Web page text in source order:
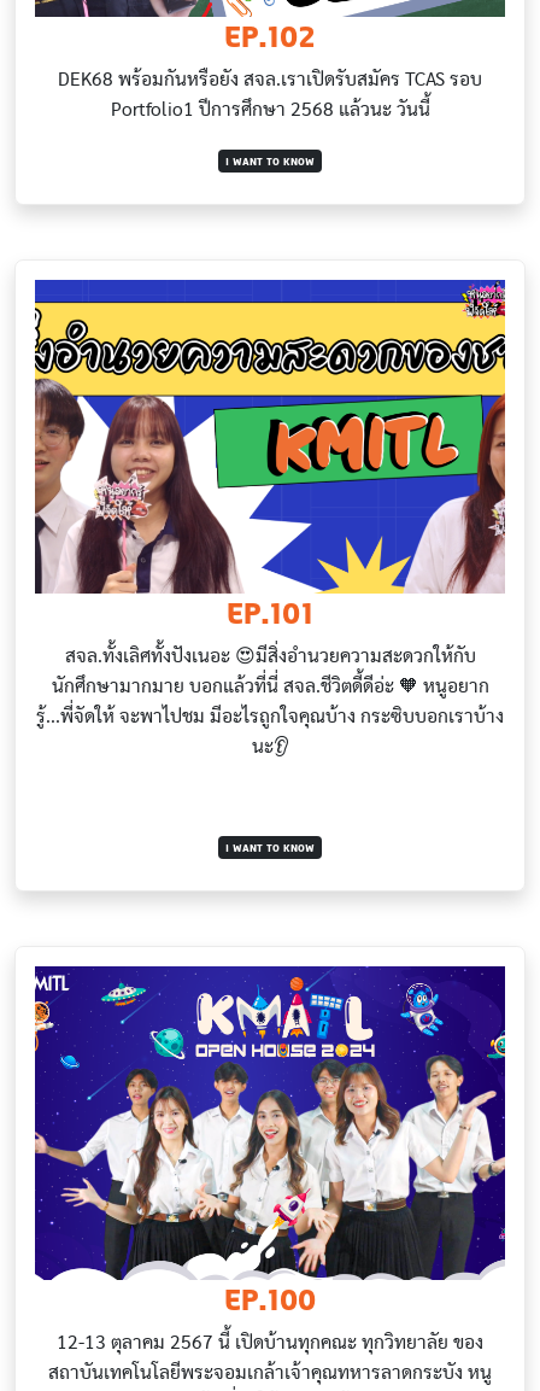
EP.102
DEK68 พร้อมกันหรือยัง สจล.เราเปิดรับสมัคร TCAS รอบ
Portfolio1 ปีการศึกษา 2568 แล้วนะ วันนี้
I WANT TO KNOW
EP.101
สจล.ทั้งเลิศทั้งปังเนอะ 😍มีสิ่งอำนวยความสะดวกให้กับ
นักศึกษามากมาย บอกแล้วที่นี่ สจล.ชีวิตดี้ดีอ่ะ 🧡 หนูอยาก
รู้...พี่จัดให้ จะพาไปชม มีอะไรถูกใจคุณบ้าง กระซิบบอกเราบ้าง
นะ👂
I WANT TO KNOW
EP.100
12-13 ตุลาคม 2567 นี้ เปิดบ้านทุกคณะ ทุกวิทยาลัย ของ
สถาบันเทคโนโลยีพระจอมเกล้าเจ้าคุณทหารลาดกระบัง หนู